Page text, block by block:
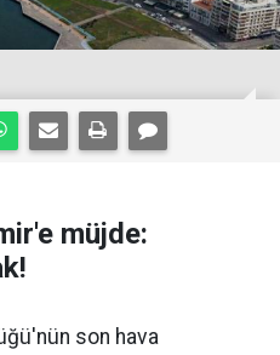
müjde:
son hava